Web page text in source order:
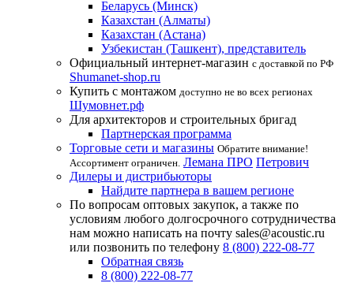
Беларусь (Минск)
Казахстан (Алматы)
Казахстан (Астана)
Узбекистан (Ташкент), представитель
Официальный интернет-магазин с доставкой по РФ
Shumanet-shop.ru
Купить с монтажом доступно не во всех регионах
Шумовнет.рф
Для архитекторов и строительных бригад
Партнерская программа
Торговые сети и магазины Обратите внимание!
Ассортимент ограничен. Лемана ПРО Петрович
Дилеры и дистрибьюторы
Найдите партнера в вашем регионе
По вопросам оптовых закупок, а также по
условиям любого долгосрочного сотрудничества
нам можно написать на почту sales@acoustic.ru
или позвонить по телефону 8 (800) 222-08-77
Обратная связь
8 (800) 222-08-77